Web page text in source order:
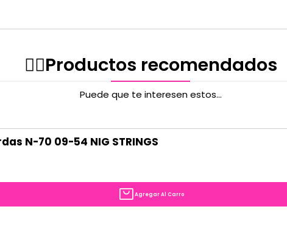
✌🏻️Productos recomendados
Puede que te interesen estos...
N-70 09-54 NIG STRINGS
Agregar Al Carro